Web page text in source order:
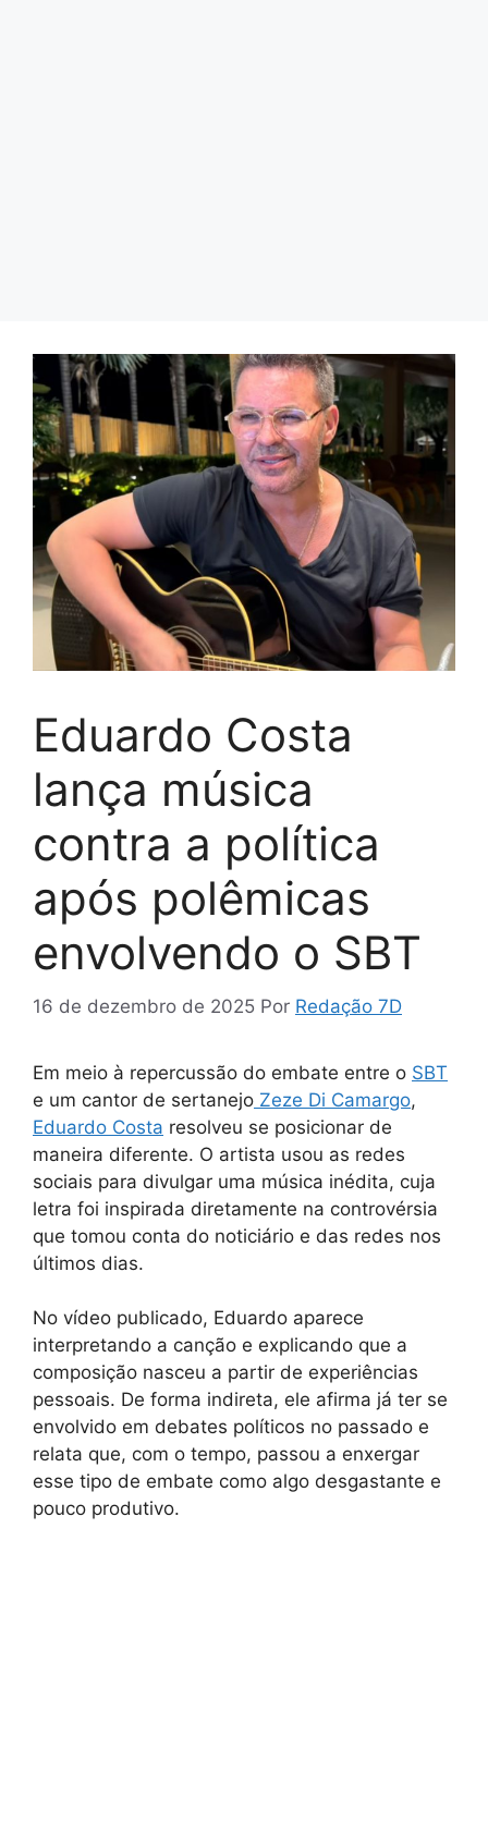
Eduardo Costa
lança música
contra a política
após polêmicas
envolvendo o SBT
16 de dezembro de 2025 Por Redação 7D
Em meio à repercussão do embate entre o SBT
e um cantor de sertanejo Zeze Di Camargo,
Eduardo Costa resolveu se posicionar de
maneira diferente. O artista usou as redes
sociais para divulgar uma música inédita, cuja
letra foi inspirada diretamente na controvérsia
que tomou conta do noticiário e das redes nos
últimos dias.
No vídeo publicado, Eduardo aparece
interpretando a canção e explicando que a
composição nasceu a partir de experiências
pessoais. De forma indireta, ele afirma já ter se
envolvido em debates políticos no passado e
relata que, com o tempo, passou a enxergar
esse tipo de embate como algo desgastante e
pouco produtivo.